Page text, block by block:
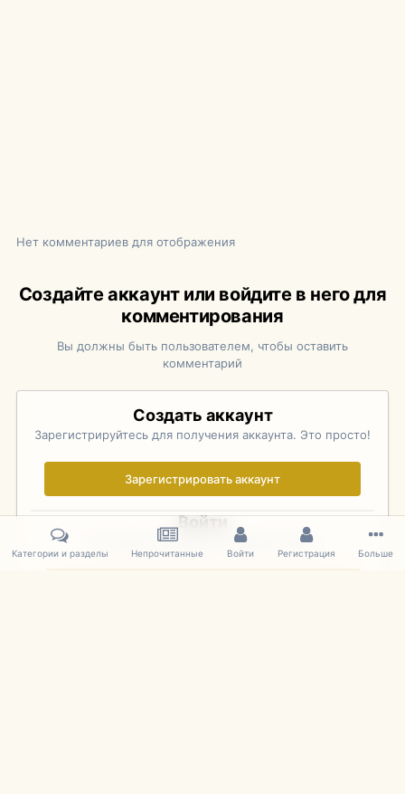
Нет комментариев для отображения
Создайте аккаунт или войдите в него для
комментирования
Вы должны быть пользователем, чтобы оставить
комментарий
Создать аккаунт
Зарегистрируйтесь для получения аккаунта. Это просто!
Зарегистрировать аккаунт
Войти
Уже зарегистрированы? Войдите здесь.
Категории и разделы Непрочитанные Войти Регистрация Больше